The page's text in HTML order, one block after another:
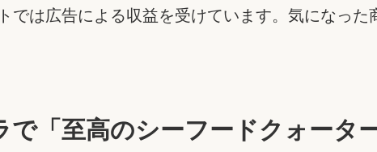
では広告による収益を受けています。気になっ
で「至高のシーフードクォータ